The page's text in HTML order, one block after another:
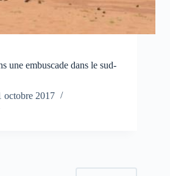
une embuscade dans le sud-
octobre 2017